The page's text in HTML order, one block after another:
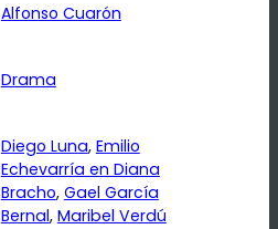
Alfonso Cuarón
Drama
Diego Luna, Emilio
Echevarría en Diana
Bracho, Gael García
Bernal, Maribel Verdú